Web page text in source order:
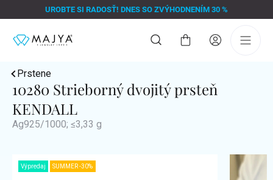
na
UROBTE SI RADOSŤ! DNES SO ZVÝHODNENÍM 30 %
Nákupný
Prstene
10280 Strieborný dvojitý prsteň
KENDALL
Ag925/1000; ≤3,33 g
Výpredaj SUMMER -30%